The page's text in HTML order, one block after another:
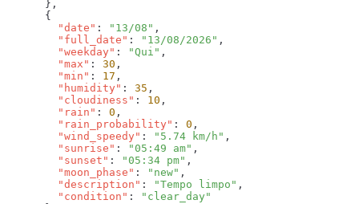
        "date"
: "13/08"
        "full_date"
: "13/08/2026"
        "weekday"
: "Qui"
        "max"
: 30
        "min"
: 17
        "humidity"
: 35
        "cloudiness"
: 10
        "rain"
: 0
        "rain_probability"
: 0
        "wind_speedy"
: "5.74 km/h"
        "sunrise"
: "05:49 am"
        "sunset"
: "05:34 pm"
        "moon_phase"
: "new"
        "description"
: "Tempo limpo"
        "condition"
: